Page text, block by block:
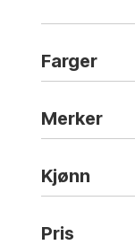
Farger
Merker
Kjønn
Pris